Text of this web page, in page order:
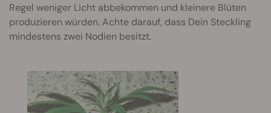
Regel weniger Licht abbekommen und kleinere Blüten
produzieren würden. Achte darauf, dass Dein Steckling
mindestens zwei Nodien besitzt.